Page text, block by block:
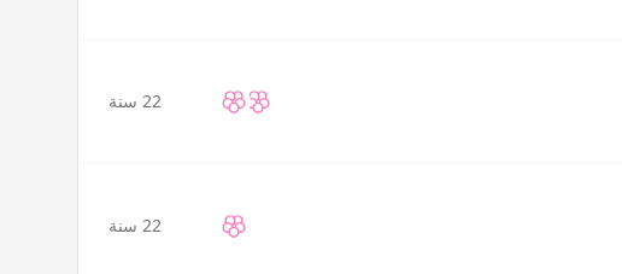
22 سنة
22 سنة